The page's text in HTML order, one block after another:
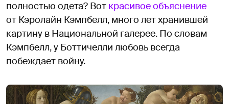
полностью одета? Вот красивое объяснение
от Кэролайн Кэмпбелл, много лет хранившей
картину в Национальной галерее. По словам
Кэмпбелл, у Боттичелли любовь всегда
побеждает войну.